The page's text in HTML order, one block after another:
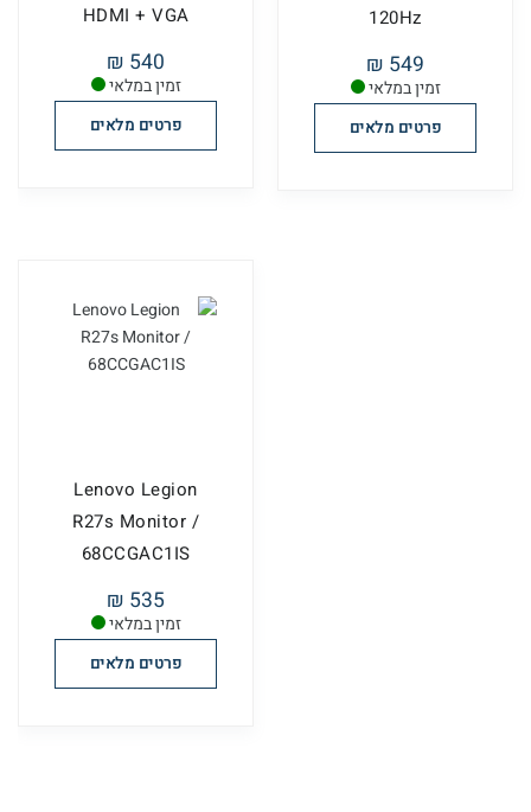
זמין במלאי
HDMI + VGA
540 ₪
פרטים מלאים
זמין במלאי
120Hz
549 ₪
פרטים מלאים
זמין במלאי
Lenovo Legion
R27s Monitor /
68CCGAC1IS
535 ₪
פרטים מלאים